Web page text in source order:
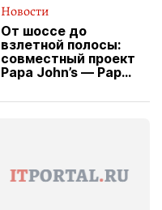
Новости
От шоссе до
взлетной полосы:
совместный проект
Papa John’s — Papa
вводит